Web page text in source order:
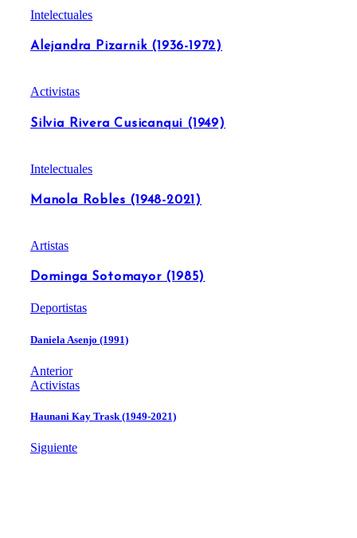
Intelectuales
Alejandra Pizarnik (1936-1972)
Activistas
Silvia Rivera Cusicanqui (1949)
Intelectuales
Manola Robles (1948-2021)
Artistas
Dominga Sotomayor (1985)
Deportistas
Daniela Asenjo (1991)
Anterior
Activistas
Haunani Kay Trask (1949-2021)
Siguiente